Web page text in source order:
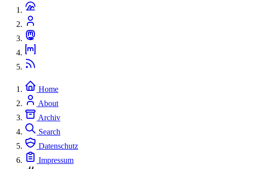
Home
About
Archiv
Search
Datenschutz
Impressum